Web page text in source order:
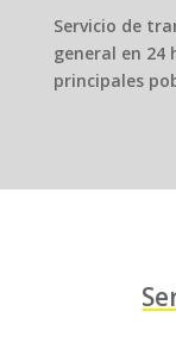
Servicio de
general en 24
principales